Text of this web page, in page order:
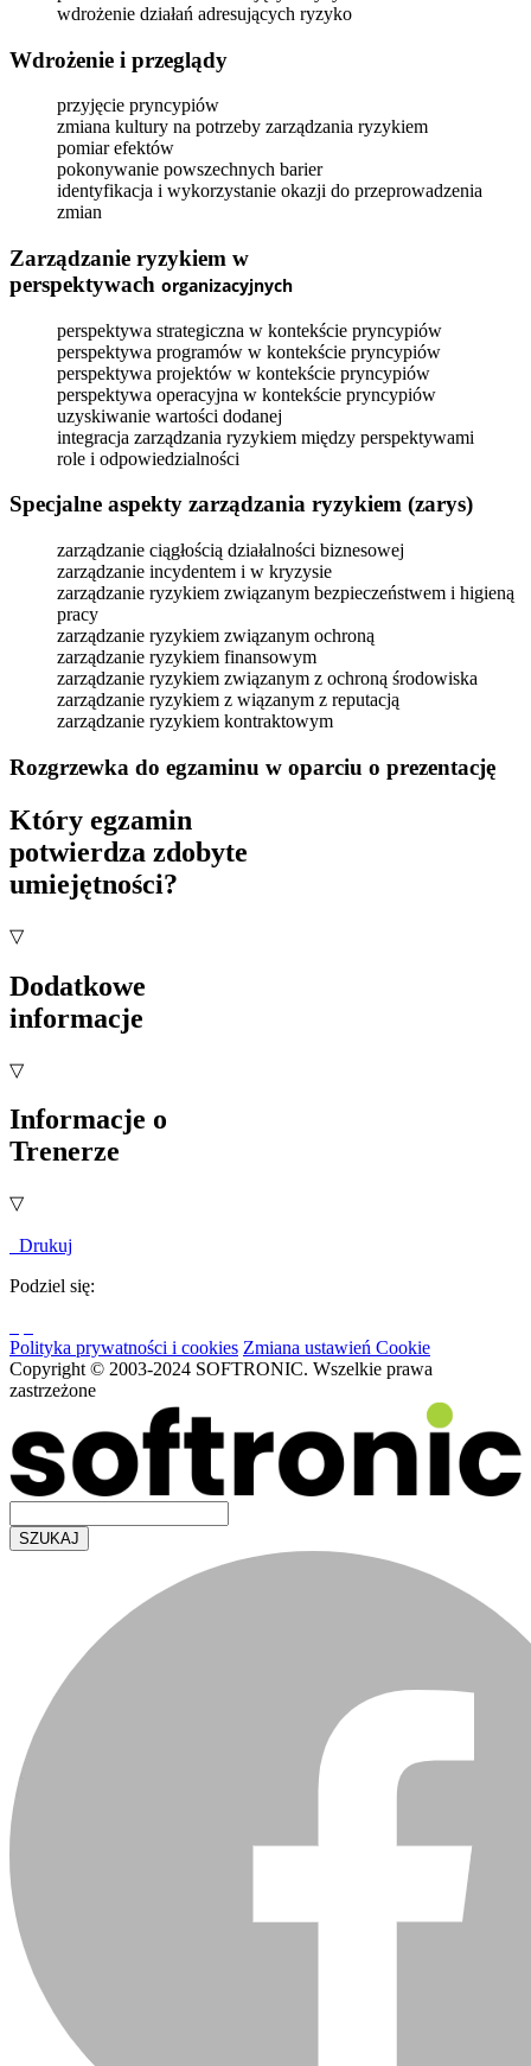
wdrożenie działań adresujących ryzyko
Wdrożenie i przeglądy
przyjęcie pryncypiów
zmiana kultury na potrzeby zarządzania ryzykiem
pomiar efektów
pokonywanie powszechnych barier
identyfikacja i wykorzystanie okazji do przeprowadzenia
zmian
Zarządzanie ryzykiem w
perspektywach organizacyjnych
perspektywa strategiczna w kontekście pryncypiów
perspektywa programów w kontekście pryncypiów
perspektywa projektów w kontekście pryncypiów
perspektywa operacyjna w kontekście pryncypiów
uzyskiwanie wartości dodanej
integracja zarządzania ryzykiem między perspektywami
role i odpowiedzialności
Specjalne aspekty zarządzania ryzykiem (zarys)
zarządzanie ciągłością działalności biznesowej
zarządzanie incydentem i w kryzysie
zarządzanie ryzykiem związanym bezpieczeństwem i higieną
pracy
zarządzanie ryzykiem związanym ochroną
zarządzanie ryzykiem finansowym
zarządzanie ryzykiem związanym z ochroną środowiska
zarządzanie ryzykiem z wiązanym z reputacją
zarządzanie ryzykiem kontraktowym
Rozgrzewka do egzaminu w oparciu o prezentację
Który egzamin
potwierdza zdobyte
umiejętności?
▽
Dodatkowe
informacje
▽
Informacje o
Trenerze
▽
Drukuj
Podziel się:
Polityka prywatności i cookies Zmiana ustawień Cookie
Copyright © 2003-2024 SOFTRONIC. Wszelkie prawa
zastrzeżone